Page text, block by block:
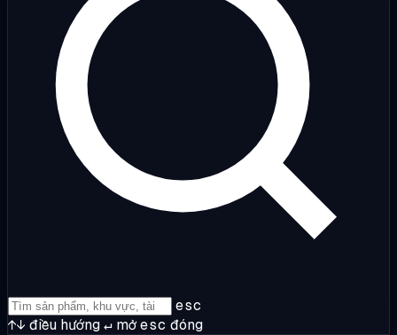
esc
↑↓ điều hướng↵ mởesc đóng